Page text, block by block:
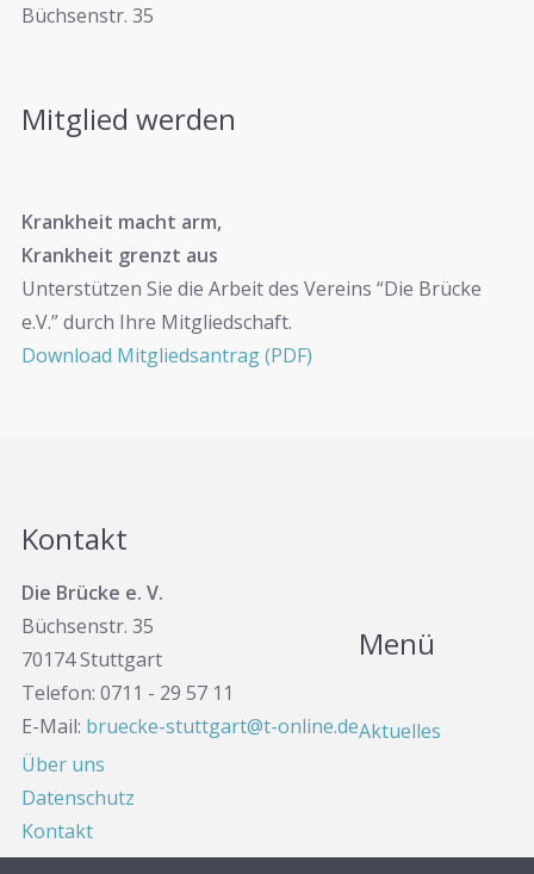
Büchsenstr. 35
Mitglied werden
Krankheit macht arm,
Krankheit grenzt aus
Unterstützen Sie die Arbeit des Vereins “Die Brücke
e.V.” durch Ihre Mitgliedschaft.
Download Mitgliedsantrag (PDF)
Kontakt
Die Brücke e. V.
Büchsenstr. 35
70174 Stuttgart
Telefon: 0711 - 29 57 11
E-Mail: bruecke-stuttgart@t-online.de
Menü
Aktuelles
Über uns
Datenschutz
Kontakt